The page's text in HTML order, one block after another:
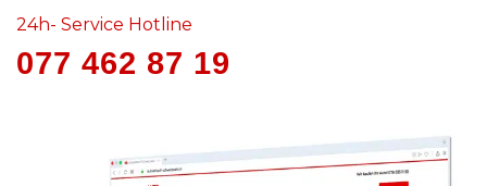
24h- Service Hotline
077 462 87 19